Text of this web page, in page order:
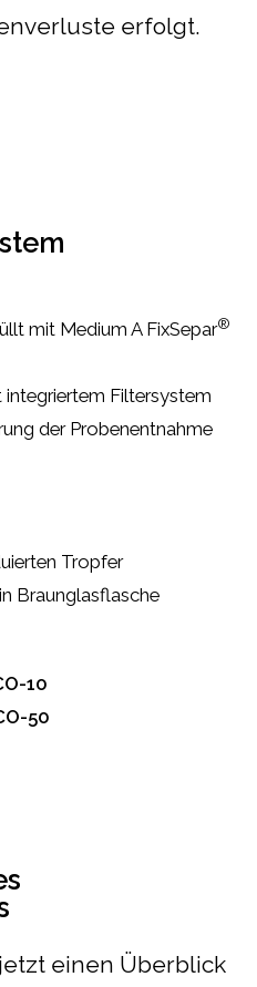
erfolgt.
mit Medium A FixSepar®
Filtersystem
der Probenentnahme
Tropfer
Braunglasflasche
10
50
einen Überblick